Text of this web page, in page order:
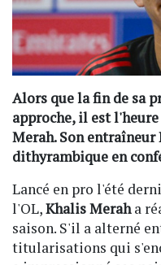
Alors que la fin de sa
approche, il est
Merah. Son entraîneur
dithyrambique en
Lancé en pro l'été
l'OL,Khalis Meraha
saison. S'il a alterné
titularisations qui